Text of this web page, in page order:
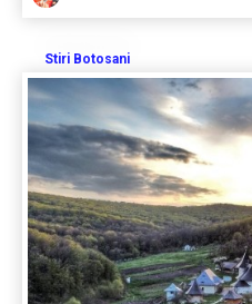
Stiri Botosani